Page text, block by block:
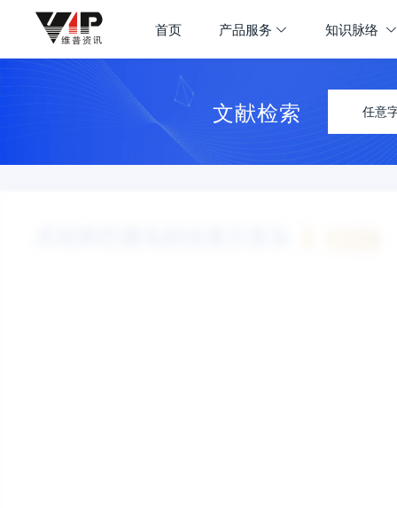
首页 产品服务 知识脉络
文献检索 任意